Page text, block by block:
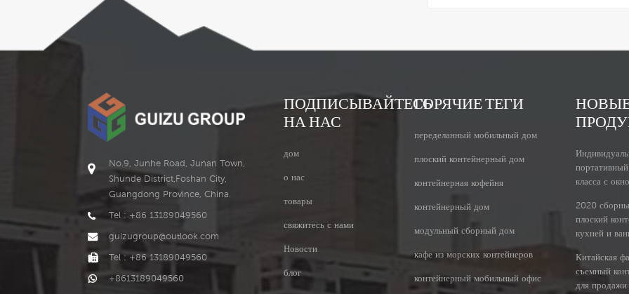
No.9, Junhe Road, Junan Town,
Shunde District,Foshan City,
Guangdong Province, China.
Tel : +86 13189049560
guizugroup@outlook.com
Tel : +86 13189049560
+8613189049560
ПОДПИСЫВАЙТЕСЬ
НА НАС
дом
о нас
товары
свяжитесь с нами
Новости
блог
ГОРЯЧИЕ ТЕГИ
переделанный мобильный дом
плоский контейнерный дом
контейнерная кофейня
контейнерный дом
модульный сборный дом
кафе из морских контейнеров
контейнерный мобильный офис
класса с
2020
плоский
кухней и
Китайская
съемный
для продажи